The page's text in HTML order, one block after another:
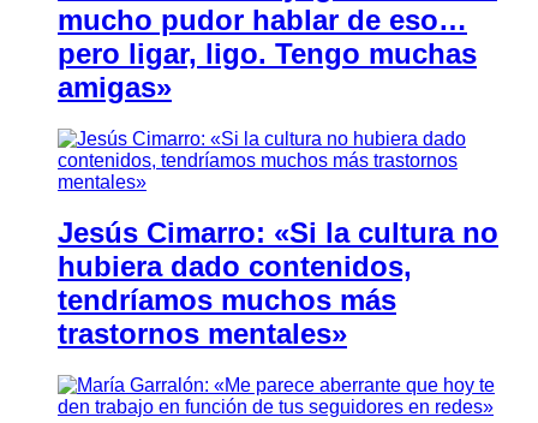
mucho pudor hablar de eso…
pero ligar, ligo. Tengo muchas
amigas»
Jesús Cimarro: «Si la cultura no
hubiera dado contenidos,
tendríamos muchos más
trastornos mentales»